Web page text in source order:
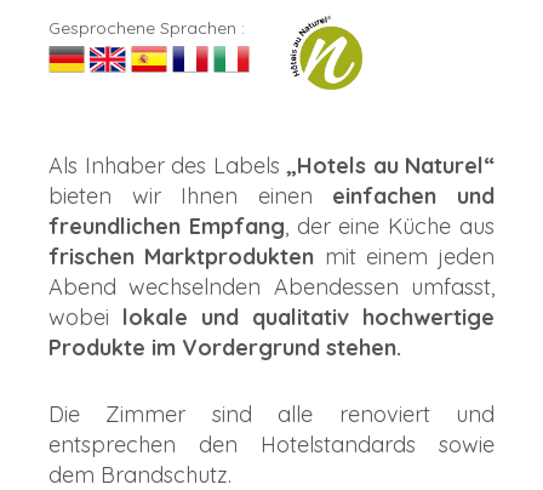
Gesprochene Sprachen :
Als Inhaber des Labels „Hotels au Naturel“
bieten wir Ihnen einen einfachen und
freundlichen Empfang, der eine Küche aus
frischen Marktprodukten mit einem jeden
Abend wechselnden Abendessen umfasst,
wobei lokale und qualitativ hochwertige
Produkte im Vordergrund stehen.
Die Zimmer sind alle renoviert und
entsprechen den Hotelstandards sowie
dem Brandschutz.